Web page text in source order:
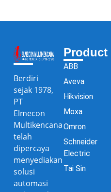
Berdiri
sejak 1978,
PT
Elmecon
Multikencana
telah
dipercaya
menyediakan
solusi
automasi
Product
ABB
Aveva
Hikvision
Moxa
Omron
Schneider
Electric
Tai Sin